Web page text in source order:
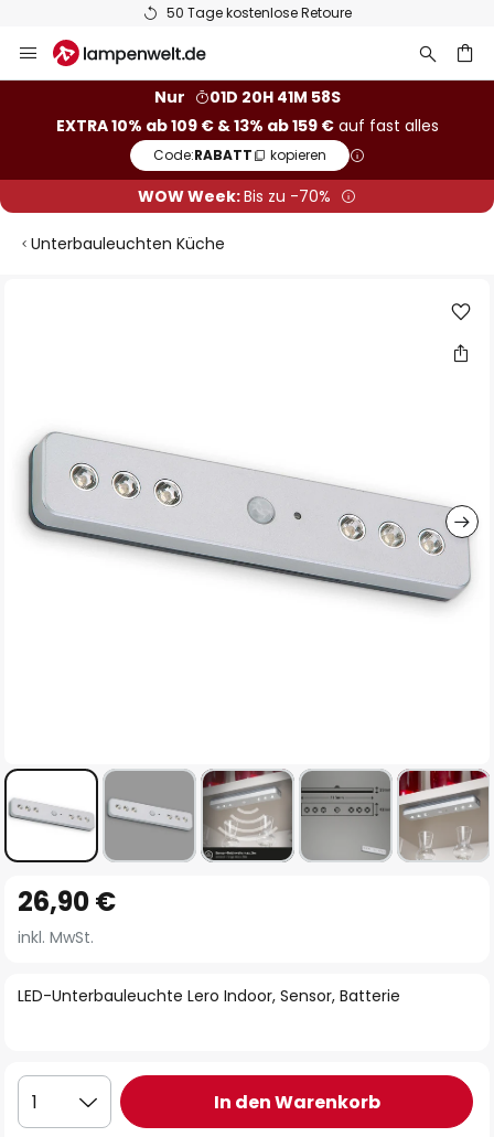
50 Tage kostenlose Retoure
Inhalt
Nur
01D 20H 41M 57S
EXTRA 10% ab 109 € & 13% ab 159 €auf fast alles
Code:RABATT kopieren
WOW Week:Bis zu -70%
Unterbauleuchten Küche
Anfang
der
springen
LED-Unterbauleuchte Lero Indoor, Sensor, Batterie
26,90 €
inkl. MwSt.
1 In den Warenkorb